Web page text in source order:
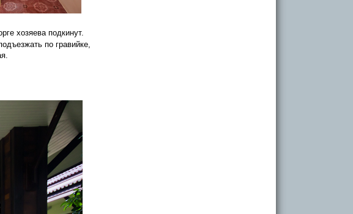
хозяева подкинут.
по гравийке,